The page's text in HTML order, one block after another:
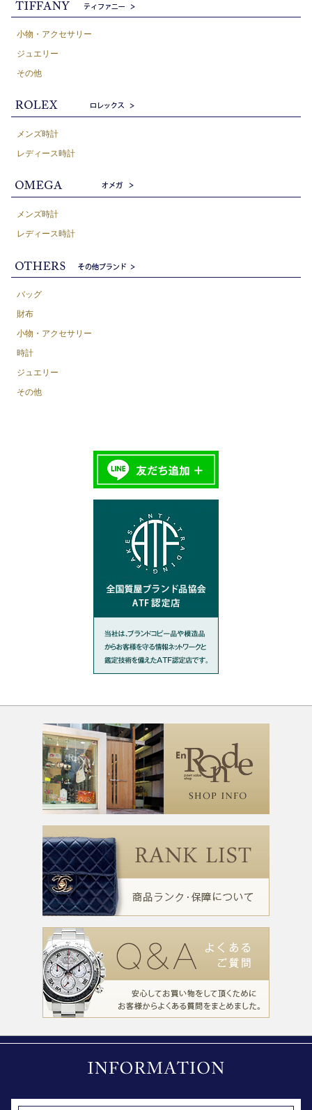
小物・アクセサリー
ジュエリー
その他
メンズ時計
レディース時計
メンズ時計
レディース時計
バッグ
財布
小物・アクセサリー
時計
ジュエリー
その他